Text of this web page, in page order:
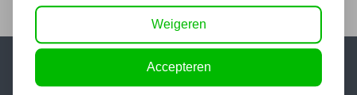
Weigeren
Accepteren